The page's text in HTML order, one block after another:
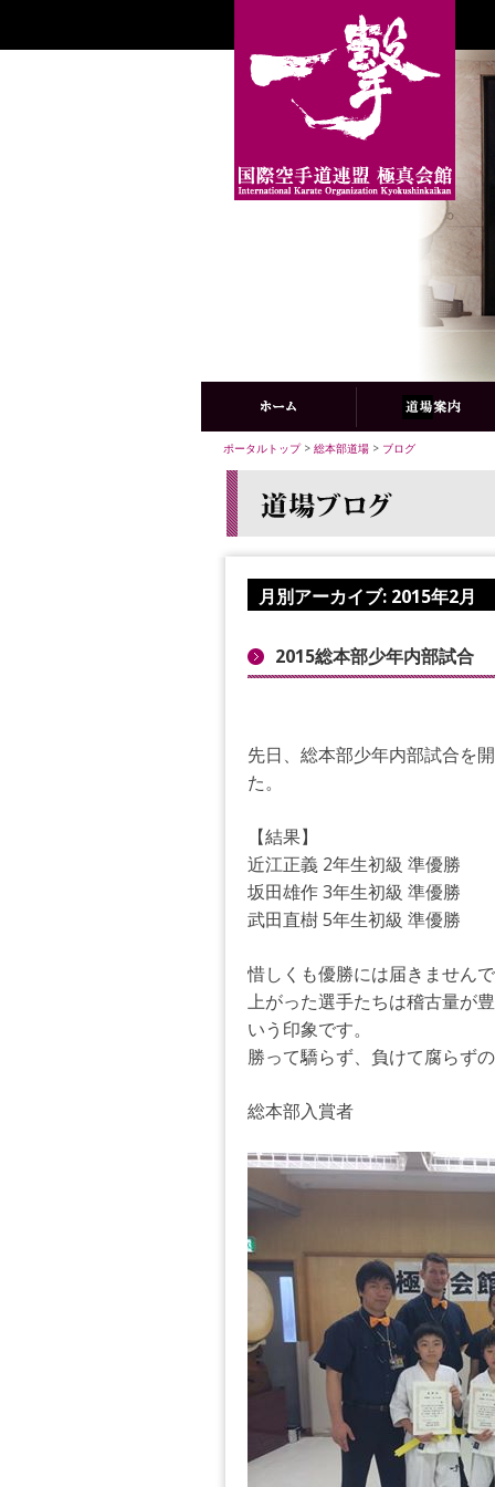
ポータルトップ> 総本部道場 > ブログ
月別アーカイブ: 2015年2月
2015総本部少年内部試合
先日、総本部少年内部試合を
た。
【結果】
近江正義 2年生初級 準優勝
坂田雄作 3年生初級 準優勝
武田直樹 5年生初級 準優勝
惜しくも優勝には届きません
上がった選手たちは稽古量が
いう印象です。
勝って驕らず、負けて腐らず
総本部入賞者